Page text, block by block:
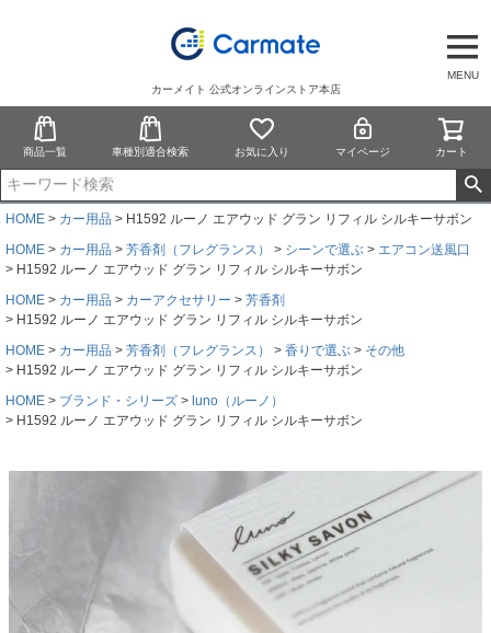
MENU
カーメイト 公式オンラインストア本店
商品一覧 車種別適合検索 お気に入り マイページ カート
HOME カー用品
H1592 ルーノ エアウッド グラン リフィル シルキーサボン
HOME
カー用品 芳香剤（フレグランス） シーンで選ぶ
エアコン送風口
H1592 ルーノ エアウッド グラン リフィル シルキーサボン
HOME
カー用品 カーアクセサリー
芳香剤
H1592 ルーノ エアウッド グラン リフィル シルキーサボン
HOME
カー用品 芳香剤（フレグランス） 香りで選ぶ
その他
H1592 ルーノ エアウッド グラン リフィル シルキーサボン
HOME
ブランド・シリーズ
luno（ルーノ）
H1592 ルーノ エアウッド グラン リフィル シルキーサボン